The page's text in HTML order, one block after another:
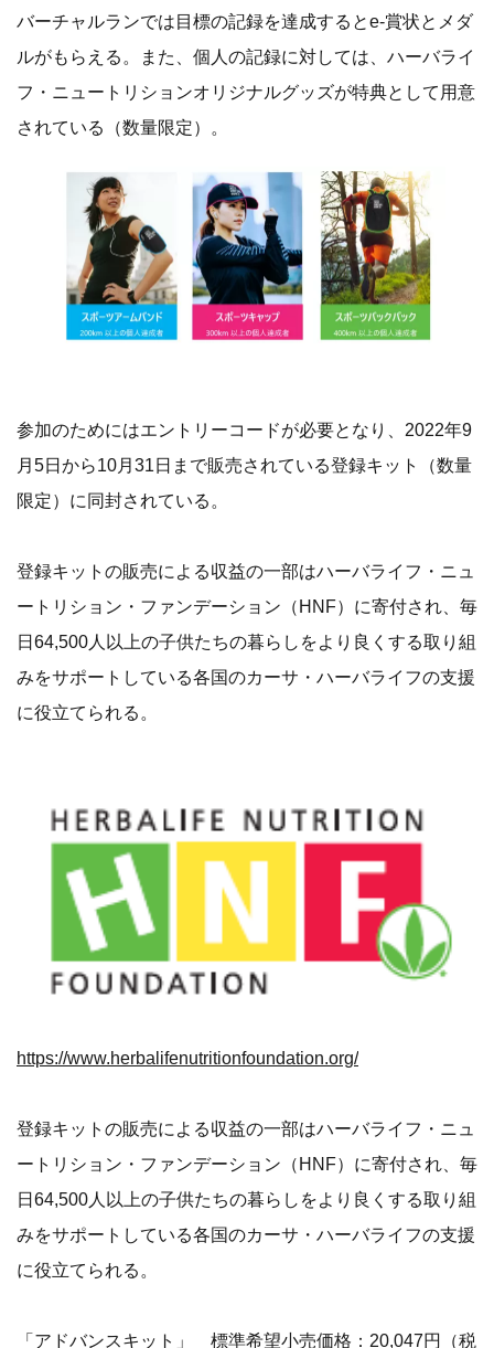
バーチャルランでは目標の記録を達成するとe-賞状とメダ
ルがもらえる。また、個人の記録に対しては、ハーバライ
フ・ニュートリションオリジナルグッズが特典として用意
されている（数量限定）。
参加のためにはエントリーコードが必要となり、2022年9
月5日から10月31日まで販売されている登録キット（数量
限定）に同封されている。
登録キットの販売による収益の一部はハーバライフ・ニュ
ートリション・ファンデーション（HNF）に寄付され、毎
日64,500人以上の子供たちの暮らしをより良くする取り組
みをサポートしている各国のカーサ・ハーバライフの支援
に役立てられる。
https://www.herbalifenutritionfoundation.org/
登録キットの販売による収益の一部はハーバライフ・ニュ
ートリション・ファンデーション（HNF）に寄付され、毎
日64,500人以上の子供たちの暮らしをより良くする取り組
みをサポートしている各国のカーサ・ハーバライフの支援
に役立てられる。
「アドバンスキット」 標準希望小売価格：20,047円（税